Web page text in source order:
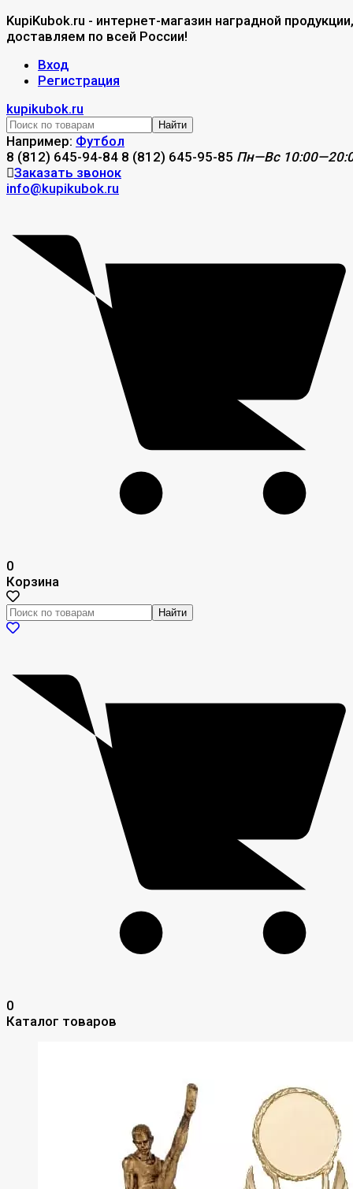
KupiKubok.ru - интернет-магазин наградной продукции,
доставляем по всей России!
Вход
Регистрация
kupikubok.ru
Найти
Например: Футбол
8 (812) 645-94-84 8 (812) 645-95-85 Пн—Вс
Заказать звонок
info@kupikubok.ru
0
Корзина
Найти
0
Каталог товаров